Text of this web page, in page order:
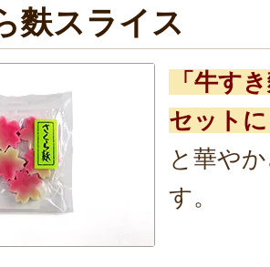
麩スライス
「牛す
セット
と華や
す。